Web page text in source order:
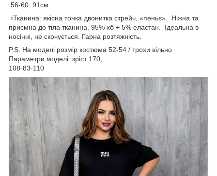
56-60: 91см
▫️Тканина: якісна тонка двонитка стрейч, «пеньє». Ніжна та
приємна до тіла тканина. 95% хб + 5% еластан. Ідеальна в
носінні, не скочується. Гарна розтяжність.
P.S. На моделі розмір костюма 52-54 / трохи вільно
Параметри моделі: зріст 170,
108-83-110